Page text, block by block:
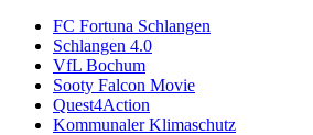
FC Fortuna Schlangen
Schlangen 4.0
VfL Bochum
Sooty Falcon Movie
Quest4Action
Kommunaler Klimaschutz